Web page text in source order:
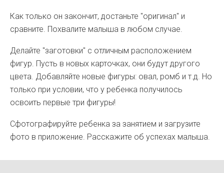
Как только он закончит, достаньте "оригинал" и
сравните. Похвалите малыша в любом случае.
Делайте "заготовки" с отличным расположением
фигур. Пусть в новых карточках, они будут другого
цвета. Добавляйте новые фигуры: овал, ромб и т.д. Но
только при условии, что у ребенка получилось
освоить первые три фигуры!
Сфотографируйте ребенка за занятием и загрузите
фото в приложение. Расскажите об успехах малыша.